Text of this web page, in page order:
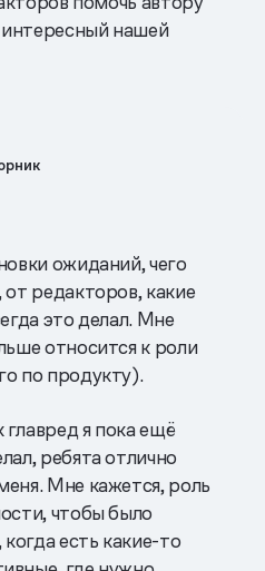
нашей
ожиданий, чего
редакторов, какие
это делал. Мне
относится к роли
по продукту).
я пока ещё
ребята отлично
Мне кажется, роль
чтобы было
есть какие-то